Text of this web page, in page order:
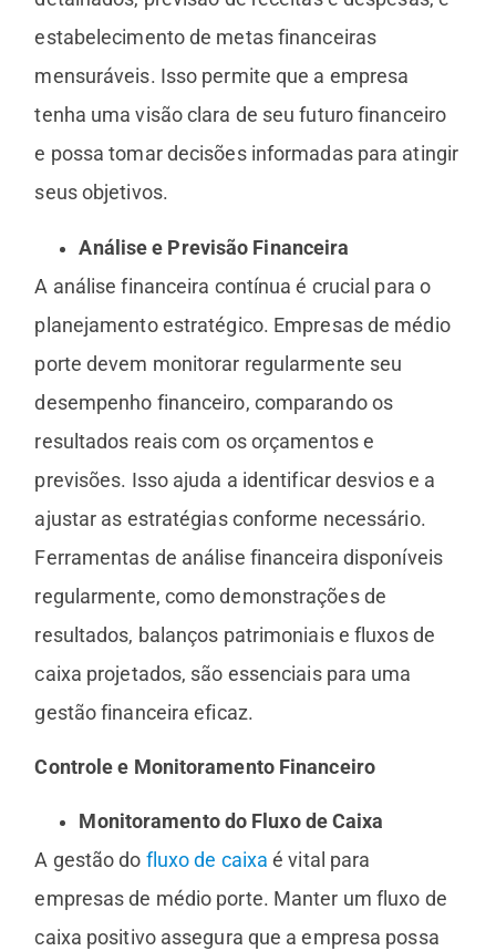
estabelecimento de metas financeiras
mensuráveis. Isso permite que a empresa
tenha uma visão clara de seu futuro financeiro
e possa tomar decisões informadas para atingir
seus objetivos.
Análise e Previsão Financeira
A análise financeira contínua é crucial para o
planejamento estratégico. Empresas de médio
porte devem monitorar regularmente seu
desempenho financeiro, comparando os
resultados reais com os orçamentos e
previsões. Isso ajuda a identificar desvios e a
ajustar as estratégias conforme necessário.
Ferramentas de análise financeira disponíveis
regularmente, como demonstrações de
resultados, balanços patrimoniais e fluxos de
caixa projetados, são essenciais para uma
gestão financeira eficaz.
Controle e Monitoramento Financeiro
Monitoramento do Fluxo de Caixa
A gestão do fluxo de caixa é vital para
empresas de médio porte. Manter um fluxo de
caixa positivo assegura que a empresa possa